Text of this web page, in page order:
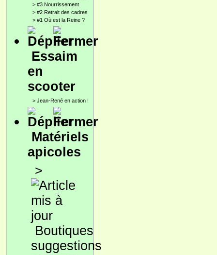
> #3 Nourrissement
> #2 Retrait des cadres
> #1 Où est la Reine ?
Essaim
en
scooter
> Jean-René en action !
Matériels
apicoles
>
Boutiques
suggestions